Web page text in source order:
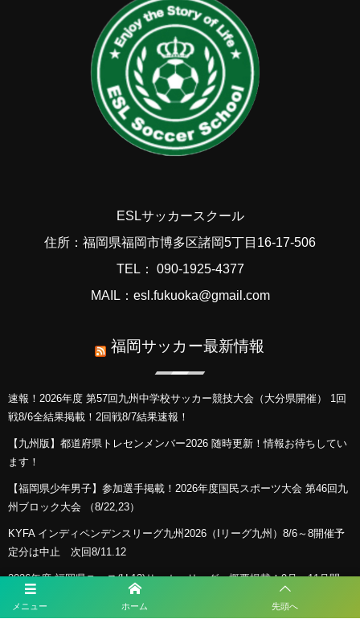
メニュー ホーム 先頭へ
ESLサッカースクール
住所：福岡県福岡市博多区諸岡5丁目16-17-506
TEL： 090-1925-4377
MAIL：esl.fukuoka@gmail.com
福岡サッカー最新情報
速報！2026年度 第57回九州中学校サッカー競技大会（大分県開催） 1回
戦8/6全結果掲載！2回戦8/7結果速報！
【九州版】都道府県トレセンメンバー2026 随時更新！情報お待ちしてい
ます！
【福岡県少年男子】参加選手掲載！2026年度国民スポーツ大会 第46回九
州ブロック大会 （8/22,23）
KYFA インディペンデンスリーグ九州2026（Iリーグ九州）8/6～8開催予
定分は中止 次回8/11.12
2026年度 福岡県ユース(U-13)サッカーリーグ 概要掲載！9月～11月開
催！組み合わせ募集！